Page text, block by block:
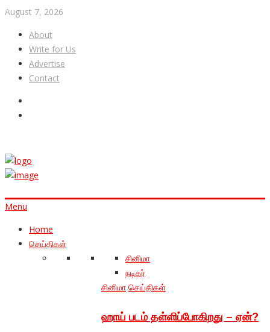
August 7, 2026
About
Write for Us
Advertise
Contact
Menu
Home
செய்திகள்
சினிமா
நடிகர்
சினிமா செய்திகள்
ஹாய் படம் தள்ளிப்போகிறது – ஏன்?